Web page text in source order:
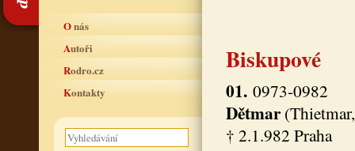
O nás
Autoři
Rodro.cz
Kontakty
Biskupové
01. 0973-0982
Dětmar
† 2.1.982 Praha